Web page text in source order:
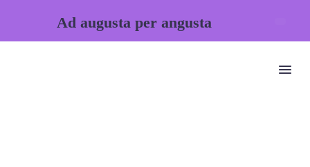
Ad augusta per angusta